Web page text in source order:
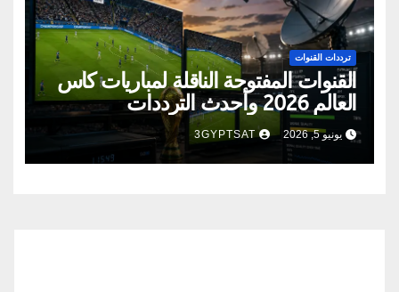
ترددات القنوات
القنوات المفتوحة الناقلة لمباريات كأس
العالم 2026 وأحدث الترددات
يونيو 5, 2026 3GYPTSAT